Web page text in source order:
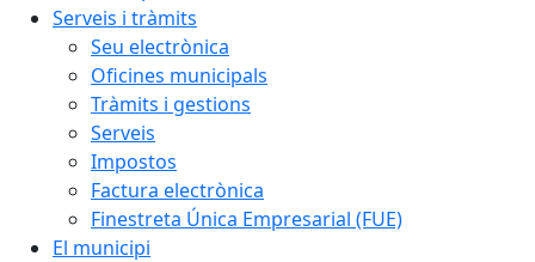
Serveis i tràmits
Seu electrònica
Oficines municipals
Tràmits i gestions
Serveis
Impostos
Factura electrònica
Finestreta Única Empresarial (FUE)
El municipi